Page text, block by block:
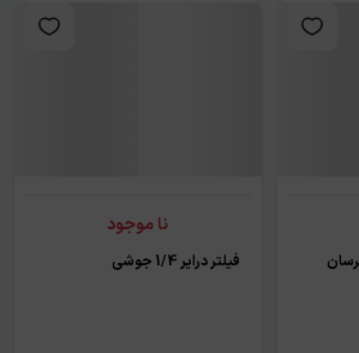
نا موجود
فیلتر درایر 1/4 جوشی